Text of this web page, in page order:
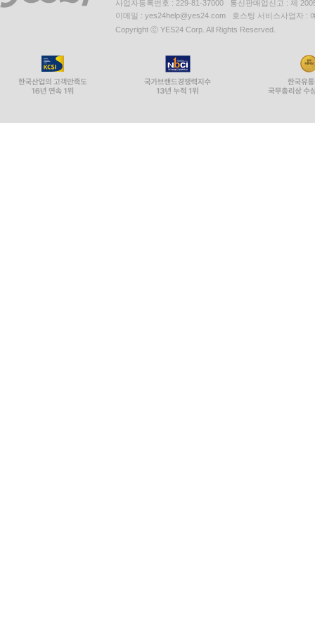
사업자등록번호 : 229-81-37000 통신판매업신고 : 제
이메일 : yes24help@yes24.com 호스팅 서비스사업자 :
Copyright ⓒ YES24 Corp. All Rights Reserved.